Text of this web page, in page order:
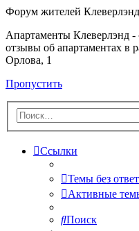
Форум жителей
Апартаменты Клеверлэнд
отзывы об апартаментах в
Орлова, 1
Пропустить
Ссылки
Темы без
Активные
Поиск